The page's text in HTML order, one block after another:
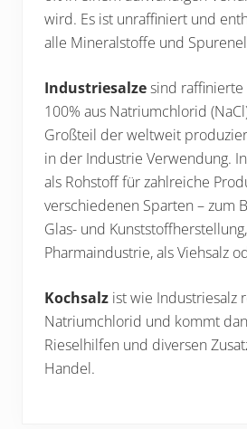
wird. Es ist unraffiniert und
alle Mineralstoffe und
Industriesalzesind raffinierte
100% aus Natriumchlorid
Großteil der weltweit
in der Industrie Verwendung.
als Rohstoff für zahlreiche
verschiedenen Sparten – zum
Glas- und
Pharmaindustrie, als Viehsalz
Kochsalz ist wie Industriesalz
Natriumchlorid und kommt
Rieselhilfen und diversen
Handel.